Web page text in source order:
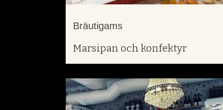
Bräutigams
Marsipan och konfektyr